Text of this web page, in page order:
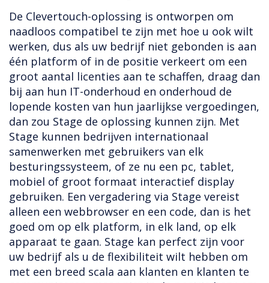
De Clevertouch-oplossing is ontworpen om
naadloos compatibel te zijn met hoe u ook wilt
werken, dus als uw bedrijf niet gebonden is aan
één platform of in de positie verkeert om een
groot aantal licenties aan te schaffen, draag dan
bij aan hun IT-onderhoud en onderhoud de
lopende kosten van hun jaarlijkse vergoedingen,
dan zou Stage de oplossing kunnen zijn. Met
Stage kunnen bedrijven internationaal
samenwerken met gebruikers van elk
besturingssysteem, of ze nu een pc, tablet,
mobiel of groot formaat interactief display
gebruiken. Een vergadering via Stage vereist
alleen een webbrowser en een code, dan is het
goed om op elk platform, in elk land, op elk
apparaat te gaan. Stage kan perfect zijn voor
uw bedrijf als u de flexibiliteit wilt hebben om
met een breed scala aan klanten en klanten te